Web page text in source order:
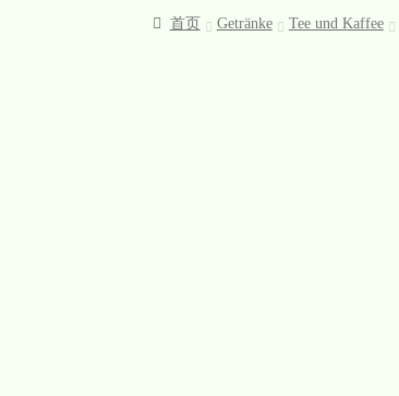
首页 Getränke Tee und Kaffee